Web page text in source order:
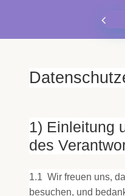
1) Einleitung
des
1.1 Wir freuen uns,
besuchen, und